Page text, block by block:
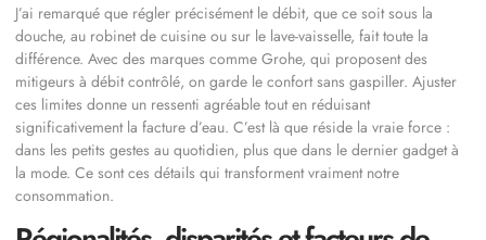
J’ai remarqué que régler précisément le débit, que ce soit sous la
douche, au robinet de cuisine ou sur le lave-vaisselle, fait toute la
différence. Avec des marques comme Grohe, qui proposent des
mitigeurs à débit contrôlé, on garde le confort sans gaspiller. Ajuster
ces limites donne un ressenti agréable tout en réduisant
significativement la facture d’eau. C’est là que réside la vraie force :
dans les petits gestes au quotidien, plus que dans le dernier gadget à
la mode. Ce sont ces détails qui transforment vraiment notre
consommation.